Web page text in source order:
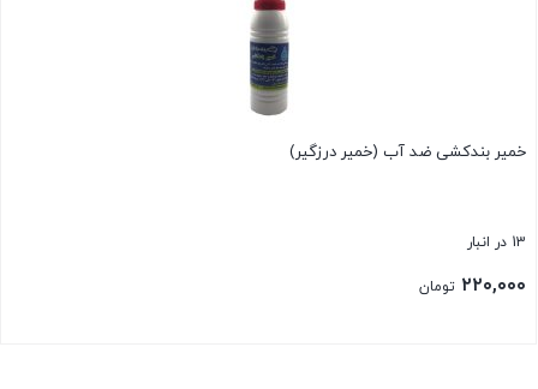
خمیر بندکشی ضد آب (خمیر درزگیر)
13 در انبار
۲۲۰,۰۰۰ تومان